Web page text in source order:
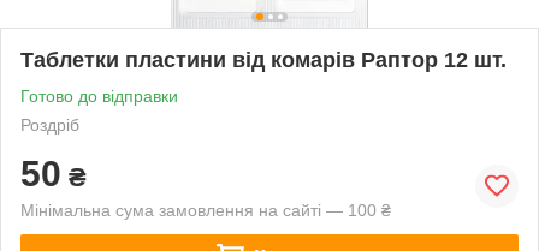
Таблетки пластини від комарів Раптор 12 шт.
Готово до відправки
Роздріб
50 ₴
Мінімальна сума замовлення на сайті — 100 ₴